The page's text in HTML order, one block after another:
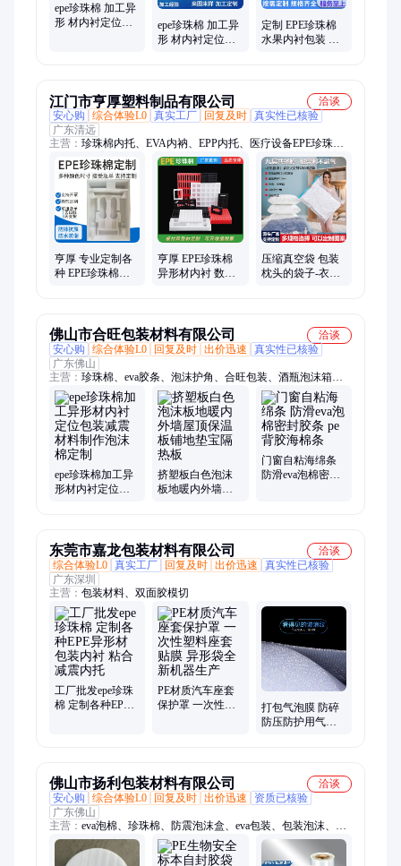
epe珍珠棉 加工异
形 材内衬定位包
epe珍珠棉 加工异
形 材内衬定位包
定制 EPE珍珠棉
水果内衬包装 一
江门市亨厚塑料制品有限公司
洽谈
安心购
综合体验L0 真实工厂 回复及时 真实性已核验
广东清远
主营： 珍珠棉内托、EVA内衲、EPP内托、医疗设备EPE珍珠棉
内衬、气泡袋、珍珠棉袋、真空袋
亨厚 专业定制各
种 EPE珍珠棉内
亨厚 EPE珍珠棉
异形材内衬 数码
压缩真空袋 包装
枕头的袋子-衣服
佛山市合旺包装材料有限公司
洽谈
安心购
综合体验L0 回复及时 出价迅速
真实性已核验
广东佛山
主营： 珍珠棉、eva胶条、泡沫护角、合旺包装、酒瓶泡沫箱、
泡沫包角、防静电气泡袋
epe珍珠棉加工异
形材内衬定位包
挤塑板白色泡沫
板地暖内外墙屋
门窗自粘海绵条
防滑eva泡棉密封
东莞市嘉龙包装材料有限公司
洽谈
综合体验L0 真实工厂 回复及时 出价迅速
真实性已核验
广东深圳
主营： 包装材料、双面胶模切
工厂批发epe珍珠
棉 定制各种EPE
PE材质汽车座套
保护罩 一次性塑
打包气泡膜 防碎
防压防护用气泡
佛山市扬利包装材料有限公司
洽谈
安心购
综合体验L0 回复及时 出价迅速
资质已核验
广东佛山
主营： eva泡棉、珍珠棉、防震泡沫盒、eva包装、包装泡沫、泡
沫棉内衬、汽泡膜袋子、珍珠棉袋子